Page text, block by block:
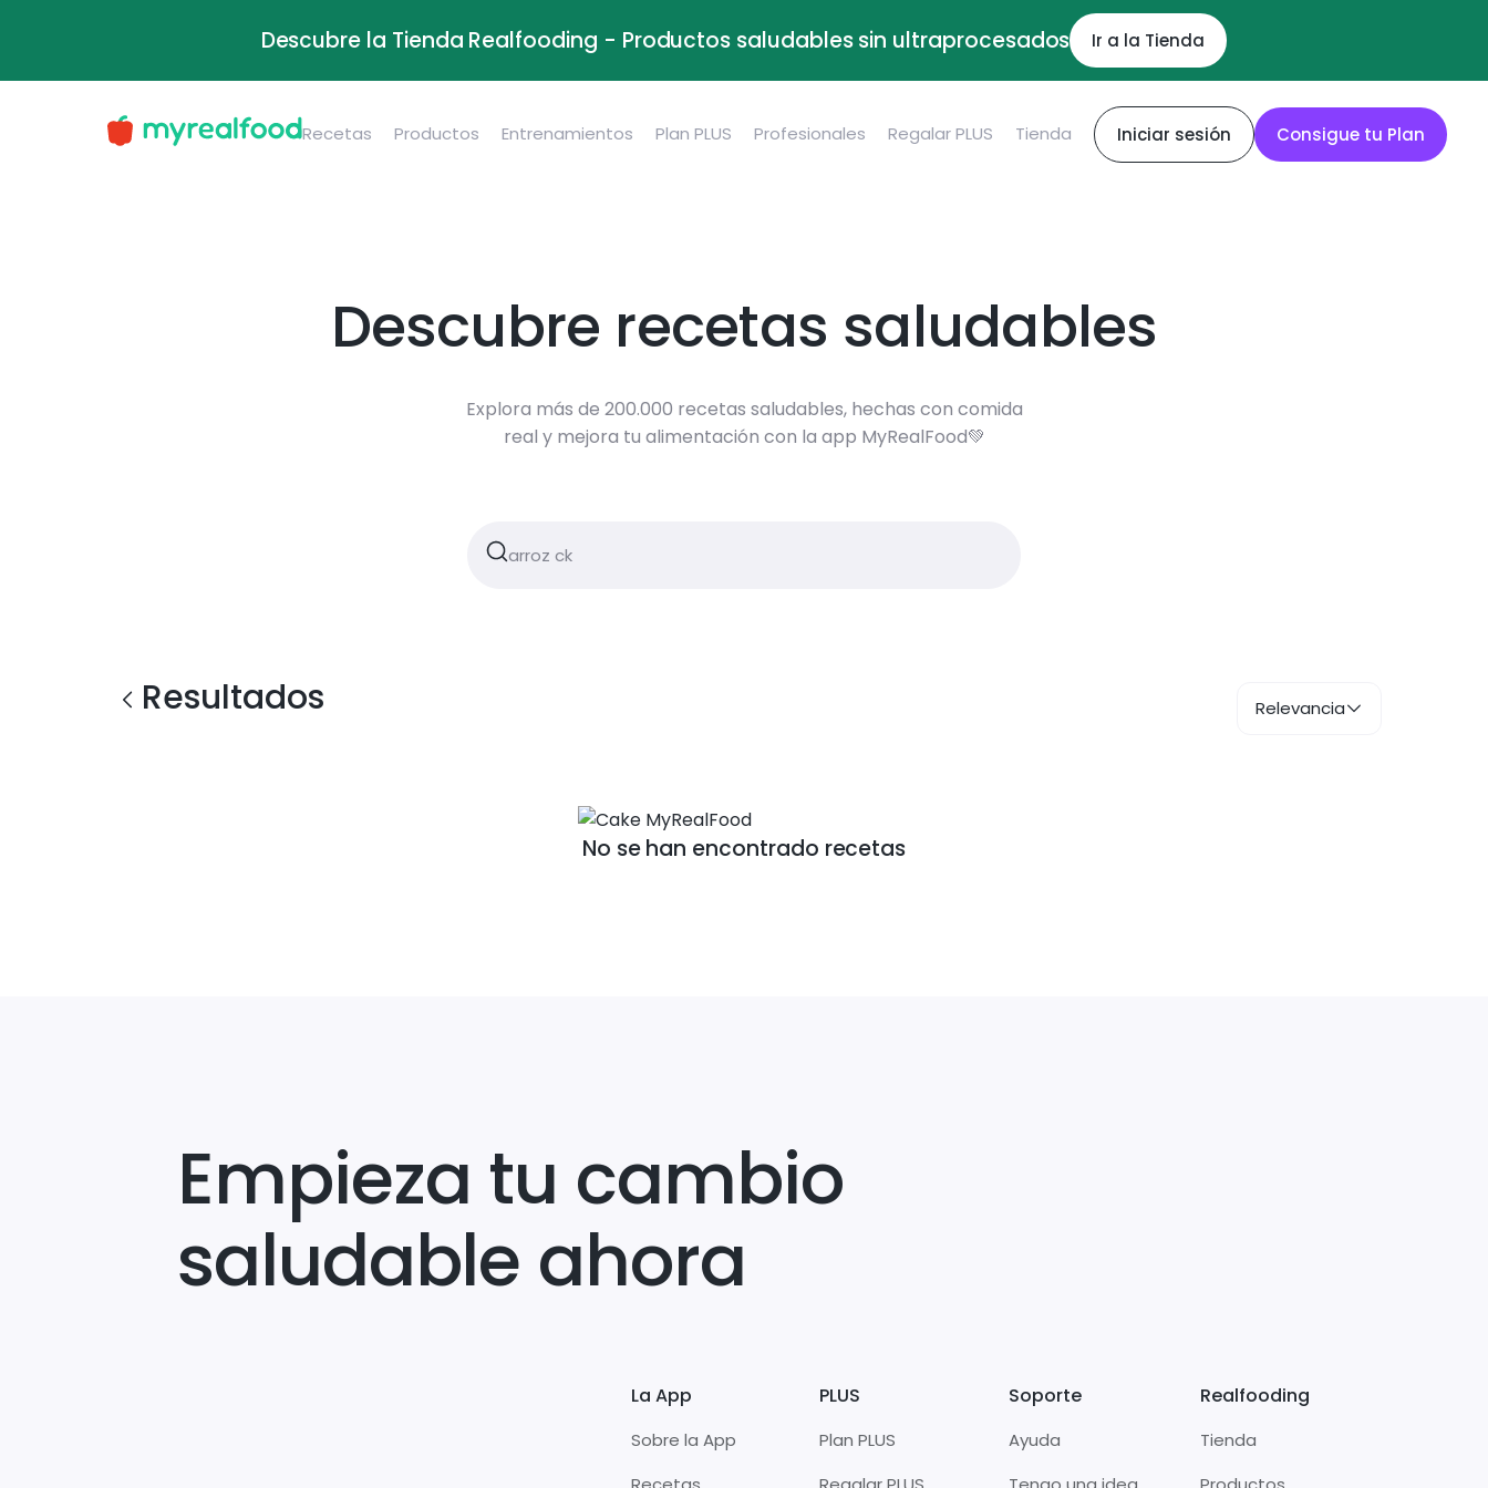
Descubre la Tienda Realfooding - Productos saludables sin ultraprocesados Ir a la Tienda
Recetas Productos Entrenamientos Plan PLUS Profesionales Regalar PLUS Tienda Iniciar sesión Consigue tu Plan
Descubre recetas saludables
Explora más de 200.000 recetas saludables, hechas con comida
real y mejora tu alimentación con la app MyRealFood💚
Resultados Relevancia
No se han encontrado recetas
Empieza tu cambio
saludable ahora
La App
Sobre la App
PLUS
Plan PLUS
Soporte
Ayuda
Realfooding
Tienda